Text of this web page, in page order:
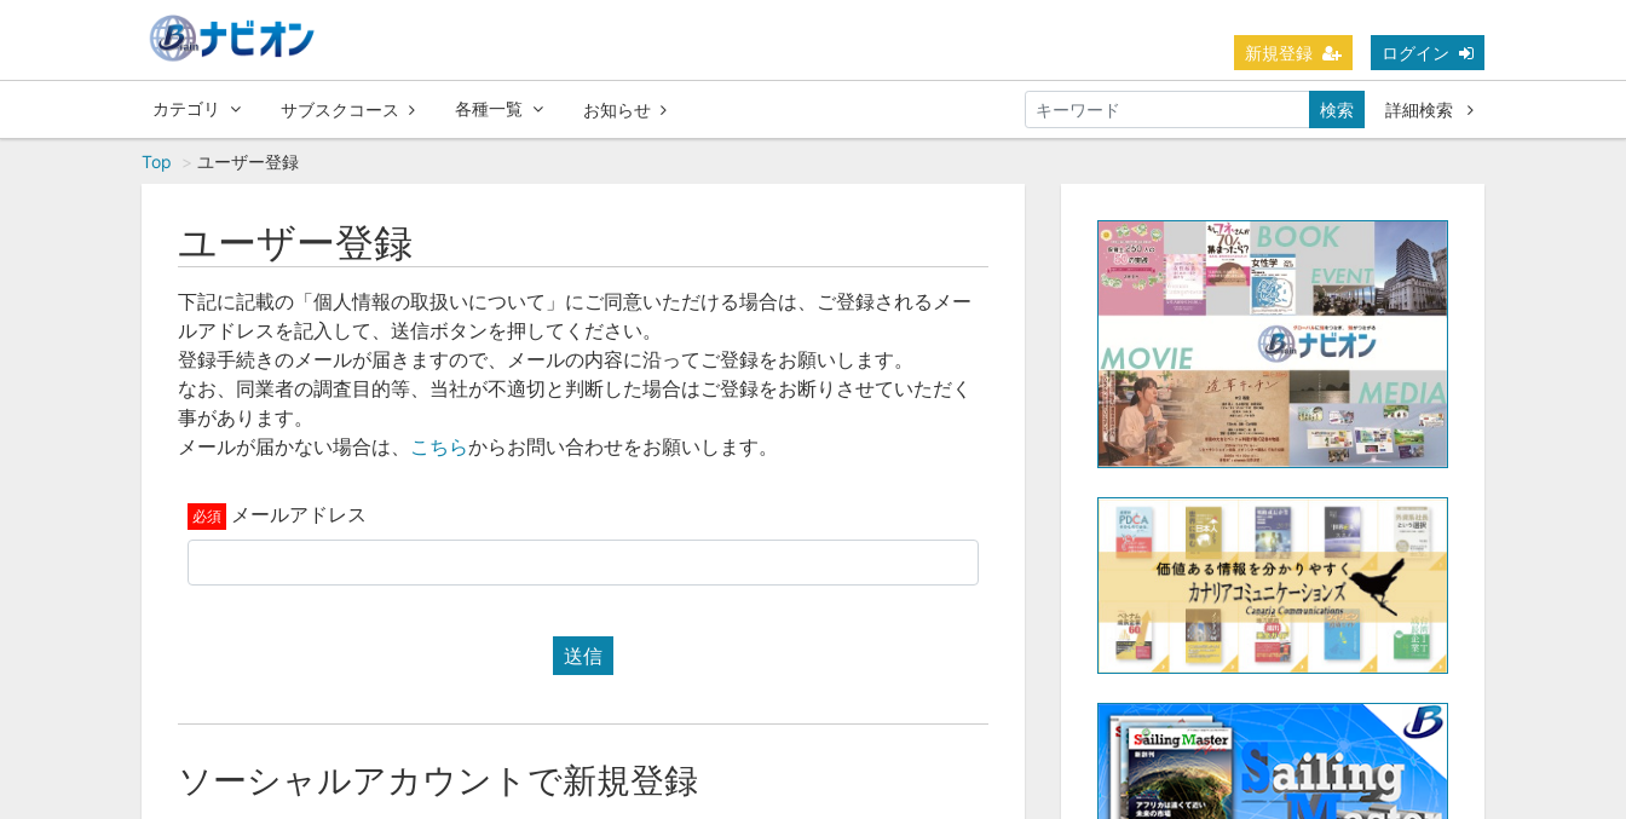
新規登録 ログイン
カテゴリ サブスクコース 各種一覧 お知らせ 検索 詳細検索
Top ユーザー登録
ユーザー登録
下記に記載の「個人情報の取扱いについて」にご同意いただける場合は、ご登録されるメー
ルアドレスを記入して、送信ボタンを押してください。
登録手続きのメールが届きますので、メールの内容に沿ってご登録をお願いします。
なお、同業者の調査目的等、当社が不適切と判断した場合はご登録をお断りさせていただく
事があります。
メールが届かない場合は、 こちらからお問い合わせをお願いします。
メールアドレス
送信
ソーシャルアカウントで新規登録